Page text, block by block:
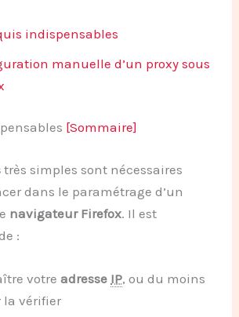
indispensables
manuelle d’un proxy sous
[Sommaire]
très simples sont nécessaires
dans le paramétrage d’un
navigateur Firefox. Il est
:
votreadresse IP, ou du moins
la vérifier